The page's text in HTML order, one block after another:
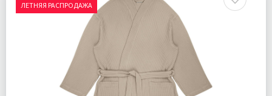
ЛЕТНЯЯ РАСПРОДАЖА